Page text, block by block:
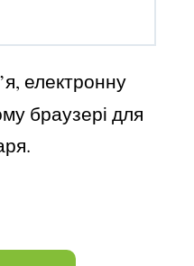
електронну
браузері для